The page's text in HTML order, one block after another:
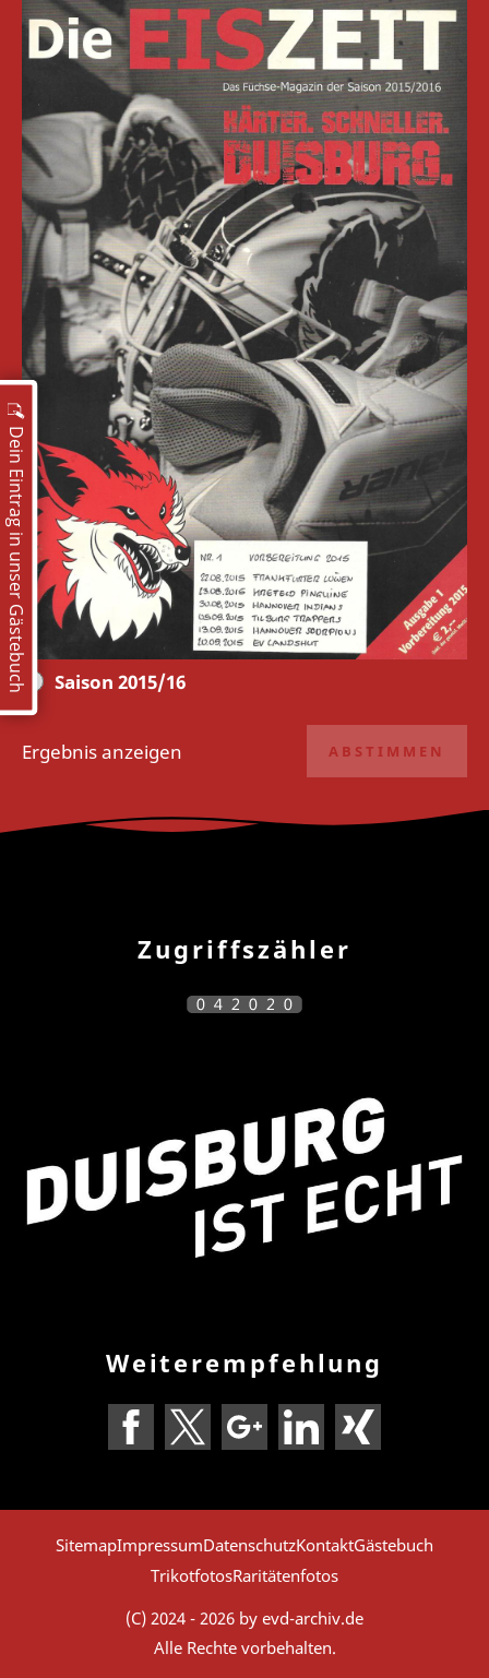
Dein Eintrag in unser Gästebuch Saison 2015/16
Ergebnis anzeigen
Zugriffszähler
Weiterempfehlung
SitemapImpressumDatenschutzKontaktGästebuch
TrikotfotosRaritätenfotos
(C) 2024 - 2026 by evd-archiv.de
Alle Rechte vorbehalten.